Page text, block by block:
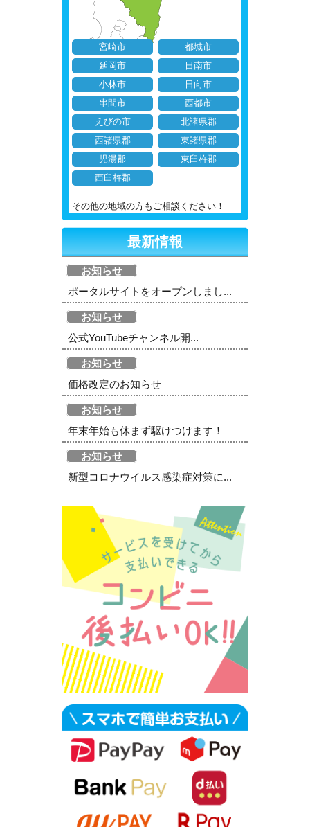
宮崎市
都城市
延岡市
日南市
小林市
日向市
串間市
西都市
えびの市
北諸県郡
西諸県郡
東諸県郡
児湯郡
東臼杵郡
西臼杵郡
その他の地域の方もご相談ください！
最新情報
お知らせ
ポータルサイトをオープンしまし...
お知らせ
公式YouTubeチャンネル開...
お知らせ
価格改定のお知らせ
お知らせ
年末年始も休まず駆けつけます！
お知らせ
新型コロナウイルス感染症対策に...